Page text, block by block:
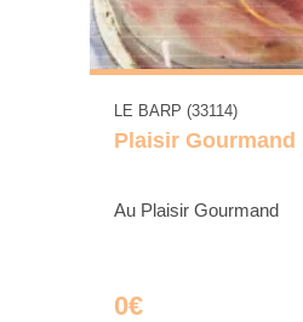
LE BARP (33114)
Plaisir Gourmand
Au Plaisir Gourmand
0€